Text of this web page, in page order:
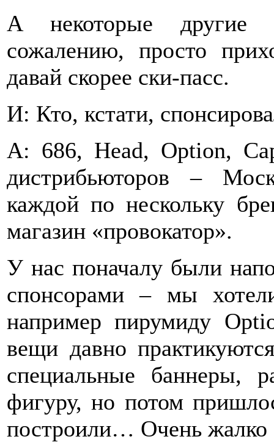
А некоторые другие
сожалению, просто
давай скорее ски-пасс.
И: Кто, кстати,
А: 686, Head, Option,
дистрибьюторов –
каждой по нескольку
магазин «провокатор».
У нас поначалу были
спонсорами – мы
например пирумиду
вещи давно
специальные баннеры,
фигуру, но потом
построили… Очень